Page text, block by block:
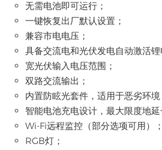
无需电池即可运行；
一键恢复出厂默认设置；
兼容市电电压；
具备交流电和光伏发电自动激活锂
宽光伏输入电压范围；
双路交流输出；
内置防眩光套件，适用于恶劣环境
智能电池充电设计，最大限度地延
Wi-Fi远程监控（部分选项可用）；
RGB灯；